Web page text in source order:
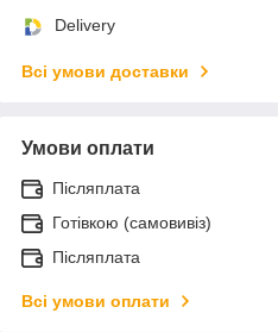
Delivery
Всі умови доставки
Умови оплати
Післяплата
Готівкою (самовивіз)
Післяплата
Всі умови оплати